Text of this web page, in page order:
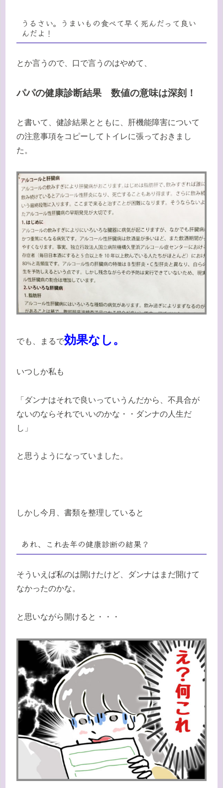
うるさい。うまいもの食べて早く死んだって良い
んだよ！
とか言うので、口で言うのはやめて、
パパの健康診断結果 数値の意味は深刻！
と書いて、健診結果とともに、肝機能障害について
の注意事項をコピーしてトイレに張っておきまし
た。
でも、まるで効果なし。
いつしか私も
「ダンナはそれで良いっていうんだから、不具合が
ないのならそれでいいのかな・・ダンナの人生だ
し」
と思うようになっていました。
しかし今月、書類を整理していると
あれ、これ去年の健康診断の結果？
そういえば私のは開けたけど、ダンナはまだ開けて
なかったのかな。
と思いながら開けると・・・